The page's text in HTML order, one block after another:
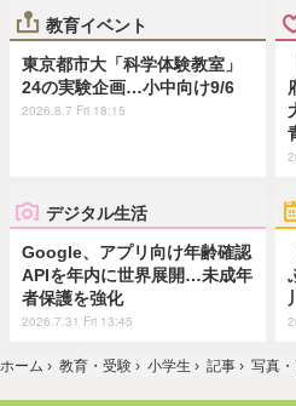
教育イベント
東京都市大「科学体験教室」
24の実験企画…小中向け9/6
2026.8.7 Fri 18:15
デジタル生活
Google、アプリ向け年齢確認
APIを年内に世界展開…未成年
者保護を強化
2026.7.31 Fri 13:45
ホーム › 教育・受験 › 小学生 › 記事 › 写真